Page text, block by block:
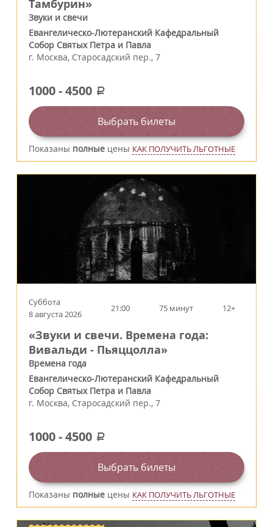
Тамбурин»
Звуки и свечи
Евангелическо-Лютеранский Кафедральный
Собор Святых Петра и Павла
г. Москва, Старосадский пер., 7
1000-4500 a
Выбрать билеты
Показаны полные цены КАК ПОЛУЧИТЬ ЛЬГОТНЫЕ
Суббота
8 августа 2026
21:00 75 минут 12+
«Звуки и свечи. Времена года:
Вивальди - Пьяццолла»
Времена года
Евангелическо-Лютеранский Кафедральный
Собор Святых Петра и Павла
г. Москва, Старосадский пер., 7
1000-4500 a
Выбрать билеты
Показаны полные цены КАК ПОЛУЧИТЬ ЛЬГОТНЫЕ